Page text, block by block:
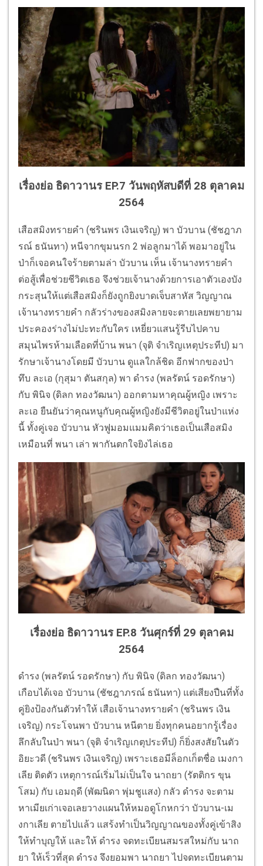
เรื่องย่อ ธิดาวานร EP.7 วันพฤหัสบดีที่ 28 ตุลาคม
2564
เสือสมิงทรายคำ (ชรินพร เงินเจริญ) พา บัวบาน (ชัชฎาภ
รณ์ ธนันทา) หนีจากขุมนรก 2 พ่อลูกมาได้ พอมาอยู่ใน
ป่าก็เจอคนใจร้ายตามล่า บัวบาน เห็น เจ้านางทรายคำ
ต่อสู้เพื่อช่วยชีวิตเธอ จึงช่วยเจ้านางด้วยการเอาตัวเองบัง
กระสุนให้แต่เสือสมิงก็ยังถูกยิงบาดเจ็บสาหัส วิญญาณ
เจ้านางทรายคำ กลัวร่างของสมิงลายจะตายเลยพยายาม
ประคองร่างไม่ปะทะกับใคร เหยี่ยวแสนรู้รีบไปคาบ
สมุนไพรห้ามเลือดที่บ้าน พนา (จุติ จำเริญเหตุประทีป) มา
รักษาเจ้านางโดยมี บัวบาน ดูแลใกล้ชิด อีกฟากของป่า
ทึบ ละเอ (กุสุมา ตันสกุล) พา ดำรง (พลรัตน์ รอดรักษา)
กับ พินิจ (ดิลก ทองวัฒนา) ออกตามหาคุณผู้หญิง เพราะ
ละเอ ยืนยันว่าคุณหนูกับคุณผู้หญิงยังมีชีวิตอยู่ในป่าแห่ง
นี้ ทั้งคู่เจอ บัวบาน หัวฟูมอมแมมคิดว่าเธอเป็นเสือสมิง
เหมือนที่ พนา เล่า พากันตกใจยิงไล่เธอ
เรื่องย่อ ธิดาวานร EP.8 วันศุกร์ที่ 29 ตุลาคม
2564
ดำรง (พลรัตน์ รอดรักษา) กับ พินิจ (ดิลก ทองวัฒนา)
เกือบได้เจอ บัวบาน (ชัชฎาภรณ์ ธนันทา) แต่เสียงปืนที่ทั้ง
คู่ยิงป้องกันตัวทำให้ เสือเจ้านางทรายคำ (ชรินพร เงิน
เจริญ) กระโจนพา บัวบาน หนีตาย ยิ่งทุกคนอยากรู้เรื่อง
ลึกลับในป่า พนา (จุติ จำเริญเกตุประทีป) ก็ยิ่งสงสัยในตัว
อิยะวดี (ชรินพร เงินเจริญ) เพราะเธอมีล็อกเก็ตชื่อ เมงกา
เลีย ติดตัว เหตุการณ์เริ่มไม่เป็นใจ นาถยา (รัตติกร ขุน
โสม) กับ เอมฤดี (พัฒนิดา พุ่มชูแสง) กลัว ดำรง จะตาม
หาเมียเก่าเจอเลยวางแผนให้หมอดูโกหกว่า บัวบาน-เม
งกาเลีย ตายไปแล้ว แสร้งทำเป็นวิญญาณของทั้งคู่เข้าสิง
ให้ทำบุญให้ และให้ ดำรง จดทะเบียนสมรสใหม่กับ นาถ
ยา ให้เร็วที่สุด ดำรง จึงยอมพา นาถยา ไปจดทะเบียนตาม